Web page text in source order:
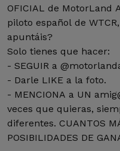
OFICIAL de MotorLand
piloto español de
apuntáis?
Solo tienes que hacer:
- SEGUIR a
- Darle LIKE a la foto.
- MENCIONA a UN
veces que quieras,
diferentes. CUANTOS
POSIBILIDADES DE